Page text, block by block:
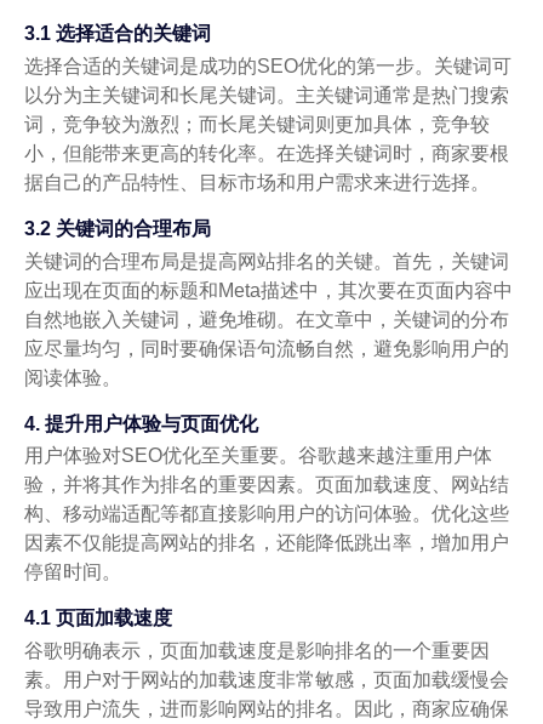
3.1 选择适合的关键词
选择合适的关键词是成功的SEO优化的第一步。关键词可
以分为主关键词和长尾关键词。主关键词通常是热门搜索
词，竞争较为激烈；而长尾关键词则更加具体，竞争较
小，但能带来更高的转化率。在选择关键词时，商家要根
据自己的产品特性、目标市场和用户需求来进行选择。
3.2 关键词的合理布局
关键词的合理布局是提高网站排名的关键。首先，关键词
应出现在页面的标题和Meta描述中，其次要在页面内容中
自然地嵌入关键词，避免堆砌。在文章中，关键词的分布
应尽量均匀，同时要确保语句流畅自然，避免影响用户的
阅读体验。
4. 提升用户体验与页面优化
用户体验对SEO优化至关重要。谷歌越来越注重用户体
验，并将其作为排名的重要因素。页面加载速度、网站结
构、移动端适配等都直接影响用户的访问体验。优化这些
因素不仅能提高网站的排名，还能降低跳出率，增加用户
停留时间。
4.1 页面加载速度
谷歌明确表示，页面加载速度是影响排名的一个重要因
素。用户对于网站的加载速度非常敏感，页面加载缓慢会
导致用户流失，进而影响网站的排名。因此，商家应确保